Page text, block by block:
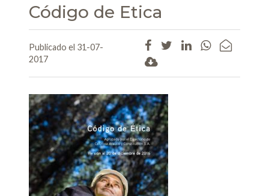
Código de Etica
Publicado el 31-07-
2017